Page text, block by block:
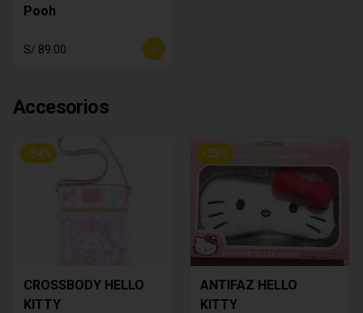
Pooh
S/ 89.00
Accesorios
-34%
CROSSBODY HELLO
KITTY
-25%
ANTIFAZ HELLO
KITTY